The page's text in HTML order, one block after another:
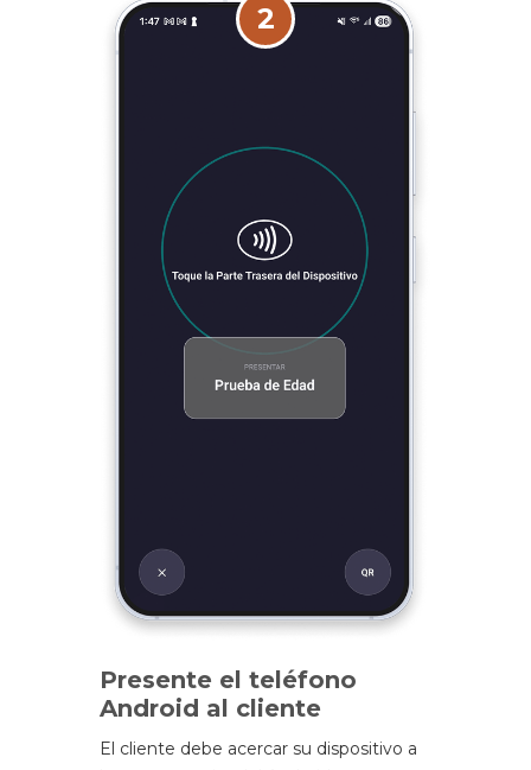
2
Presente el teléfono
Android al cliente
El cliente debe acercar su dispositivo a